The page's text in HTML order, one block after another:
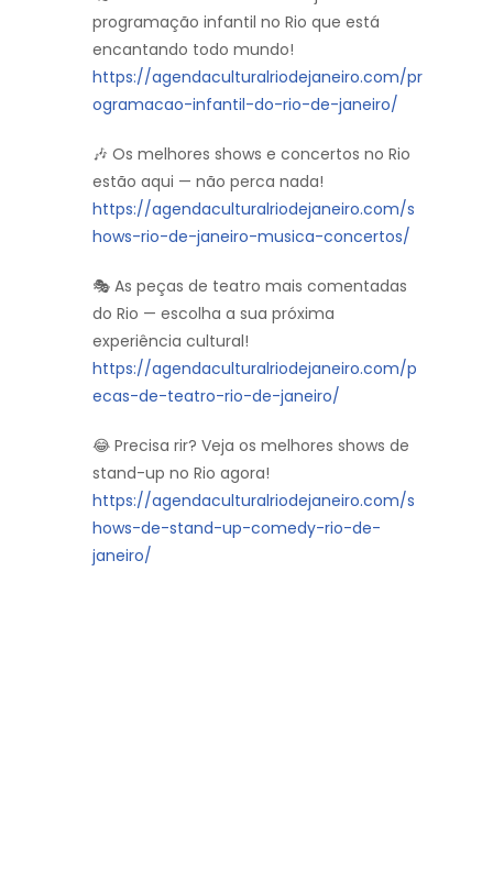
programação infantil no Rio que está
encantando todo mundo!
https://agendaculturalriodejaneiro.com/pr
ogramacao-infantil-do-rio-de-janeiro/
🎶 Os melhores shows e concertos no Rio
estão aqui — não perca nada!
https://agendaculturalriodejaneiro.com/s
hows-rio-de-janeiro-musica-concertos/
🎭 As peças de teatro mais comentadas
do Rio — escolha a sua próxima
experiência cultural!
https://agendaculturalriodejaneiro.com/p
ecas-de-teatro-rio-de-janeiro/
😂 Precisa rir? Veja os melhores shows de
stand-up no Rio agora!
https://agendaculturalriodejaneiro.com/s
hows-de-stand-up-comedy-rio-de-
janeiro/